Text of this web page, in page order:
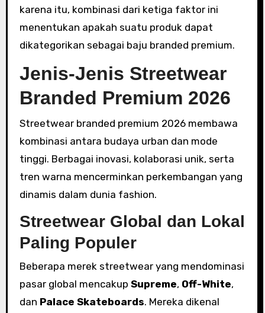
karena itu, kombinasi dari ketiga faktor ini
menentukan apakah suatu produk dapat
dikategorikan sebagai baju branded premium.
Jenis-Jenis Streetwear
Branded Premium 2026
Streetwear branded premium 2026 membawa
kombinasi antara budaya urban dan mode
tinggi. Berbagai inovasi, kolaborasi unik, serta
tren warna mencerminkan perkembangan yang
dinamis dalam dunia fashion.
Streetwear Global dan Lokal
Paling Populer
Beberapa merek streetwear yang mendominasi
pasar global mencakup Supreme, Off-White,
dan Palace Skateboards. Mereka dikenal